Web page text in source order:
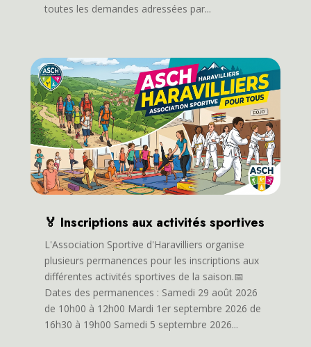
toutes les demandes adressées par...
🏅 Inscriptions aux activités sportives
L'Association Sportive d'Haravilliers organise
plusieurs permanences pour les inscriptions aux
différentes activités sportives de la saison.📅
Dates des permanences : Samedi 29 août 2026
de 10h00 à 12h00 Mardi 1er septembre 2026 de
16h30 à 19h00 Samedi 5 septembre 2026...